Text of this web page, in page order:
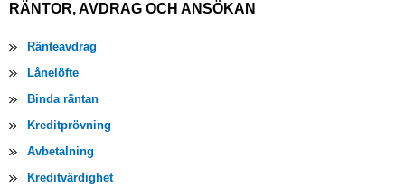
RÄNTOR, AVDRAG OCH ANSÖKAN
Ränteavdrag
Lånelöfte
Binda räntan
Kreditprövning
Avbetalning
Kreditvärdighet